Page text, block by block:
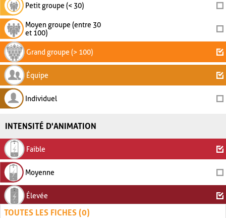
Petit groupe (< 30)
Moyen groupe (entre 30
et 100)
Grand groupe (> 100)
Équipe
Individuel
INTENSITÉ D'ANIMATION
Faible
Moyenne
Élevée
TOUTES LES FICHES (0)